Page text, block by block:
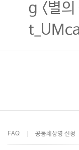
g <별
FAQ 공동체상영 신청